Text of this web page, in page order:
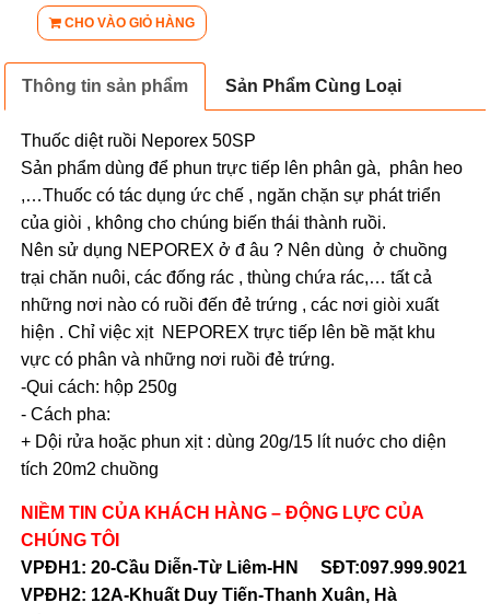
CHO VÀO GIỎ HÀNG
Thông tin sản phẩm Sản Phẩm Cùng Loại
Thuốc diệt ruồi Neporex 50SP
Sản phẩm dùng để phun trực tiếp lên phân gà, phân heo
,…Thuốc có tác dụng ức chế , ngăn chặn sự phát triển
của giòi , không cho chúng biến thái thành ruồi.
Nên sử dụng NEPOREX ở đ âu ? Nên dùng ở chuồng
trại chăn nuôi, các đống rác , thùng chứa rác,… tất cả
những nơi nào có ruồi đến đẻ trứng , các nơi giòi xuất
hiện . Chỉ việc xịt NEPOREX trực tiếp lên bề mặt khu
vực có phân và những nơi ruồi đẻ trứng.
-Qui cách: hộp 250g
- Cách pha:
+ Dội rửa hoặc phun xịt : dùng 20g/15 lít nuớc cho diện
tích 20m2 chuồng
NIỀM TIN CỦA KHÁCH HÀNG – ĐỘNG LỰC CỦA
CHÚNG TÔI
VPĐH1: 20-Cầu Diễn-Từ Liêm-HN SĐT:097.999.9021
VPĐH2: 12A-Khuất Duy Tiến-Thanh Xuân, Hà